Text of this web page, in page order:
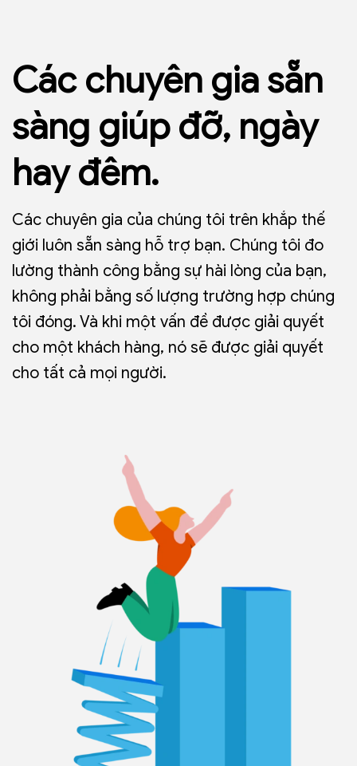
Các chuyên gia sẵn
sàng giúp đỡ, ngày
hay đêm.
Các chuyên gia của chúng tôi trên khắp thế
giới luôn sẵn sàng hỗ trợ bạn. Chúng tôi đo
lường thành công bằng sự hài lòng của bạn,
không phải bằng số lượng trường hợp chúng
tôi đóng. Và khi một vấn đề được giải quyết
cho một khách hàng, nó sẽ được giải quyết
cho tất cả mọi người.